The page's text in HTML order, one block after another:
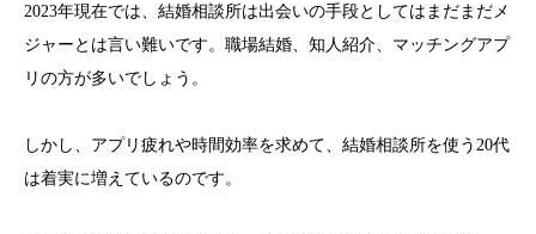
2023年現在では、結婚相談所は出会いの手段としてはまだまだメ
ジャーとは言い難いです。職場結婚、知人紹介、マッチングアプ
リの方が多いでしょう。
しかし、アプリ疲れや時間効率を求めて、結婚相談所を使う20代
は着実に増えているのです。